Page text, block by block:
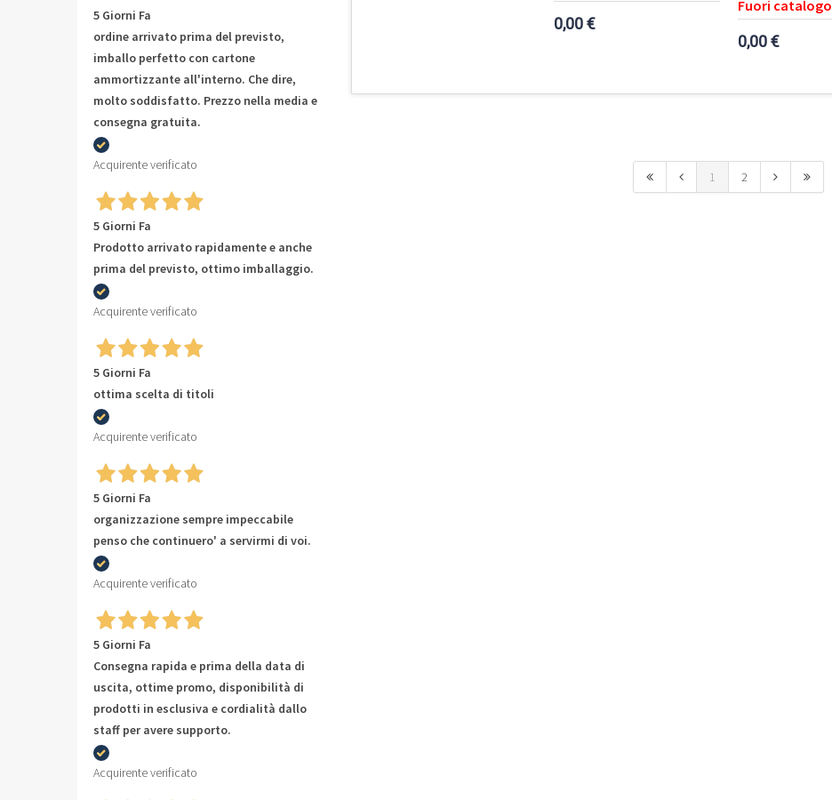
0,00 €
Fuori catalogo
0,00 €
1 2
5 Giorni Fa
ordine arrivato prima del previsto,
imballo perfetto con cartone
ammortizzante all'interno. Che dire,
molto soddisfatto. Prezzo nella media e
consegna gratuita.
Acquirente verificato
5 Giorni Fa
Prodotto arrivato rapidamente e anche
prima del previsto, ottimo imballaggio.
Acquirente verificato
5 Giorni Fa
ottima scelta di titoli
Acquirente verificato
5 Giorni Fa
organizzazione sempre impeccabile
penso che continuero' a servirmi di voi.
Acquirente verificato
5 Giorni Fa
Consegna rapida e prima della data di
uscita, ottime promo, disponibilità di
prodotti in esclusiva e cordialità dallo
staff per avere supporto.
Acquirente verificato